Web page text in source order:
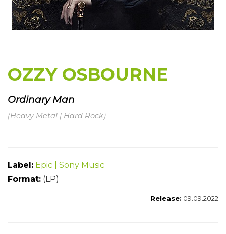
OZZY OSBOURNE
Ordinary Man
(Heavy Metal | Hard Rock)
Label: Epic | Sony Music
Format: (LP)
Release: 09.09.2022